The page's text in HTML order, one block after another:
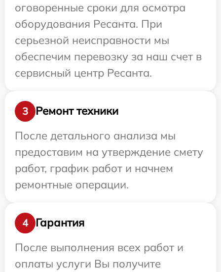
оговоренные сроки для осмотра
оборудования Ресанта. При
серьезной неисправности мы
обеспечим перевозку за наш счет в
сервисный центр Ресанта.
3
Ремонт техники
После детального анализа мы
предоставим на утверждение смету
работ, график работ и начнем
ремонтные операции.
4
Гарантия
После выполнения всех работ и
оплаты услуги Вы получите